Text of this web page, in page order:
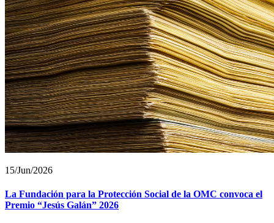
15/Jun/2026
La Fundación para la Protección Social de la OMC convoca el
Premio “Jesús Galán” 2026